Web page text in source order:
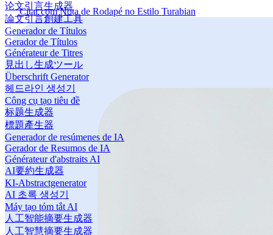
论文引言生成器
論文引言創建工具
Generador de Títulos
Gerador de Títulos
Générateur de Titres
見出し生成ツール
Überschrift Generator
헤드라인 생성기
Công cụ tạo tiêu đề
标题生成器
標題產生器
Generador de resúmenes de IA
Gerador de Resumos de IA
Générateur d'abstraits AI
AI要約生成器
KI-Abstractgenerator
AI 초록 생성기
Máy tạo tóm tắt AI
人工智能摘要生成器
人工智慧摘要生成器
Citar com Nota de Rodapé no Estilo Turabian